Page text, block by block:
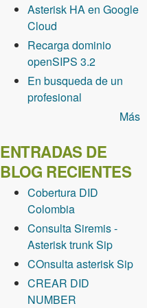
Asterisk HA en Google
Cloud
Recarga dominio
openSIPS 3.2
En busqueda de un
profesional
Más
ENTRADAS DE
BLOG RECIENTES
Cobertura DID
Colombia
Consulta Siremis -
Asterisk trunk Sip
COnsulta asterisk Sip
CREAR DID
NUMBER